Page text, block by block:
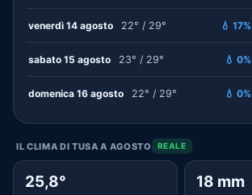
venerdì 14 agosto 22° / 29° 💧 17%
sabato 15 agosto 23° / 29° 💧 0%
domenica 16 agosto 22° / 29° 💧 0%
IL CLIMA DI TUSA A AGOSTO REALE
25,8° 18 mm